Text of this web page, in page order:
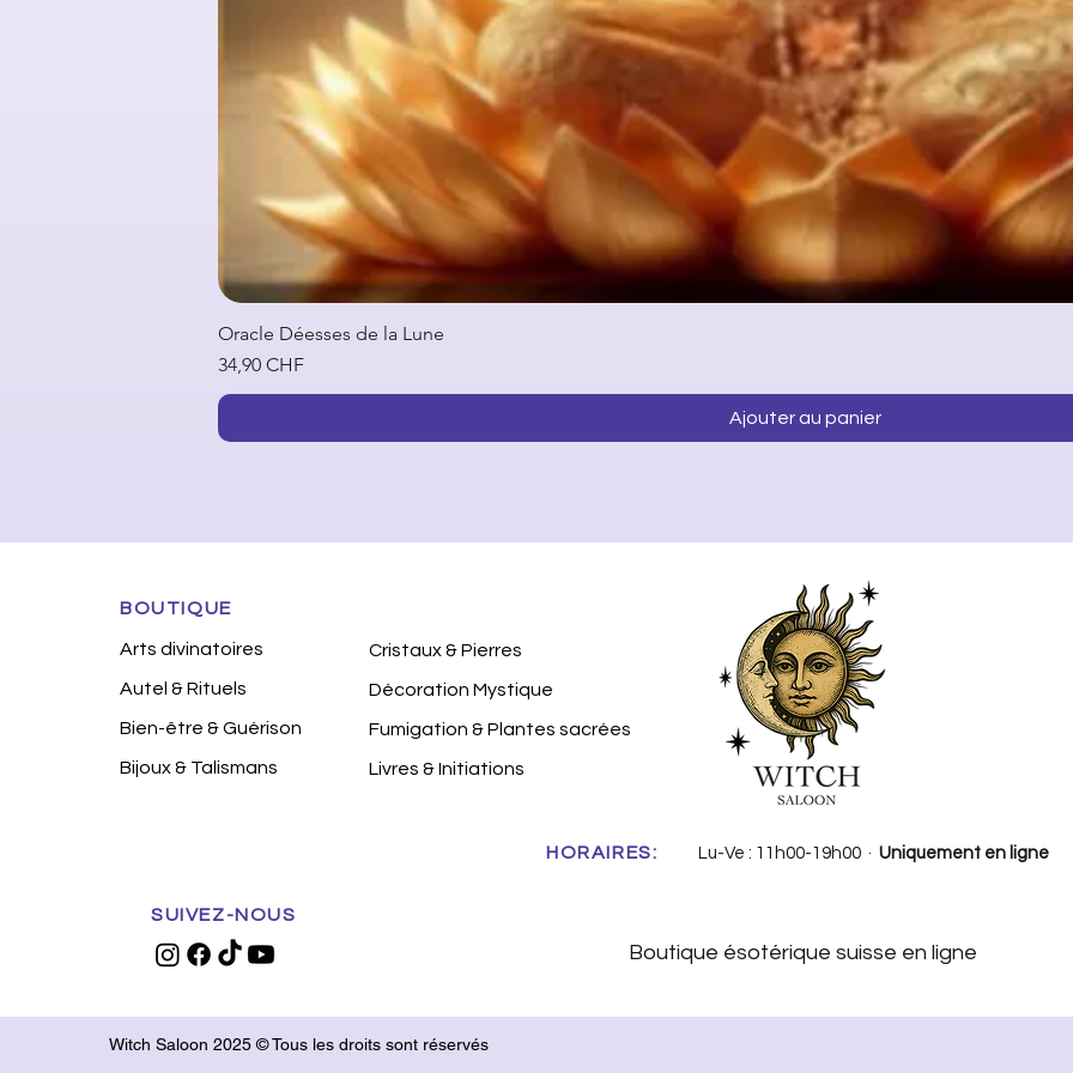
Oracle Déesses de la Lune
Prix
34,90 CHF
Ajouter au panier
BOUTIQUE
Arts divinatoires
Autel & Rituels
Bien-être & Guérison
Bijoux & Talismans
Cristaux & Pierres
Décoration Mystique
Fumigation & Plantes sacrées
Livres & Initiations
HORAIRES: Lu-Ve : 11h00-19h00 · Uniquement en ligne
SUIVEZ-NOUS
Boutique ésotérique suisse en ligne
Witch Saloon 2025 © Tous les droits sont réservés